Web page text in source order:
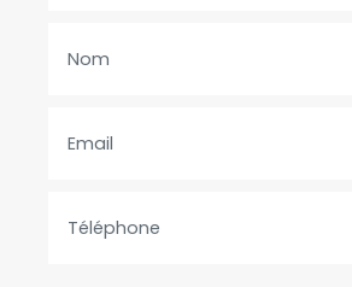
Nom
Email
Téléphone